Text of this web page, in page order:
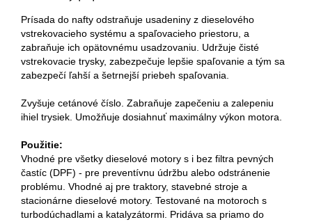
Prísada do nafty odstraňuje usadeniny z dieselového
vstrekovacieho systému a spaľovacieho priestoru, a
zabraňuje ich opätovnému usadzovaniu. Udržuje čisté
vstrekovacie trysky, zabezpečuje lepšie spaľovanie a tým sa
zabezpečí ľahší a šetrnejší priebeh spaľovania.
Zvyšuje cetánové číslo. Zabraňuje zapečeniu a zalepeniu
ihiel trysiek. Umožňuje dosiahnuť maximálny výkon motora.
Použitie:
Vhodné pre všetky dieselové motory s i bez filtra pevných
častíc (DPF) - pre preventívnu údržbu alebo odstránenie
problému. Vhodné aj pre traktory, stavebné stroje a
stacionárne dieselové motory. Testované na motoroch s
turbodúchadlami a katalyzátormi. Pridáva sa priamo do